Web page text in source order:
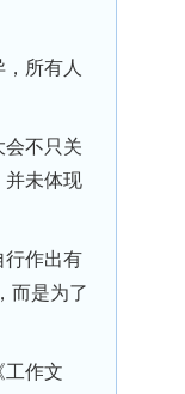
所有人
不只关
并未体现
作出有
而是为了
作文